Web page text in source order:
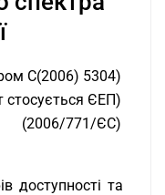
С(2006) 5304)
стосується ЄЕП)
(2006/771/ЄС)
доступності та